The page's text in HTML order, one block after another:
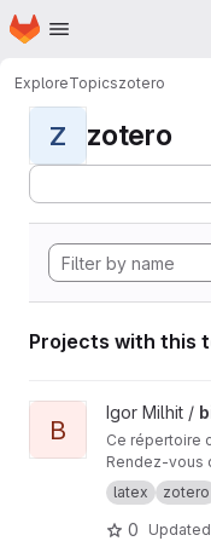
Skip to main content
Homepage
ExploreTopicszotero
Z zotero
Projects with this
View biblatex-zotero
B
Igor Milhit /
Ce répertoire
Rendez-vous
références
s'agit d'un
s://
latex zotero
0 Updated